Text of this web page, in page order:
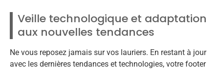
Veille technologique et adaptation
aux nouvelles tendances
Ne vous reposez jamais sur vos lauriers. En restant à jour
avec les dernières tendances et technologies, votre footer